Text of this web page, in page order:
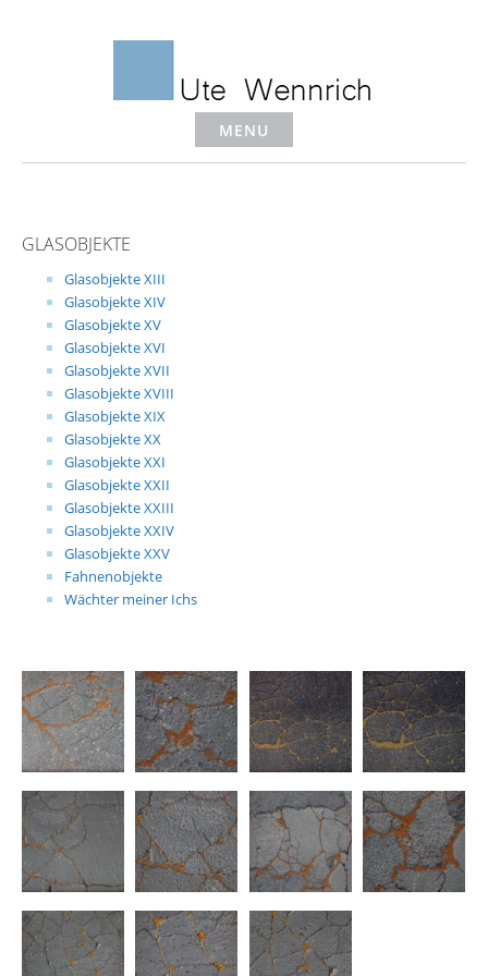
MENU
GLASOBJEKTE
Glasobjekte XIII
Glasobjekte XIV
Glasobjekte XV
Glasobjekte XVI
Glasobjekte XVII
Glasobjekte XVIII
Glasobjekte XIX
Glasobjekte XX
Glasobjekte XXI
Glasobjekte XXII
Glasobjekte XXIII
Glasobjekte XXIV
Glasobjekte XXV
Fahnenobjekte
Wächter meiner Ichs